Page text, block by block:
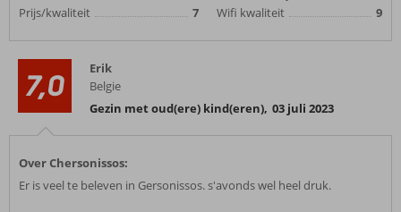
Prijs/kwaliteit
7
Wifi kwaliteit
9
7,0
Erik
Belgie
Gezin met oud(ere) kind(eren), 03 juli 2023
Over Chersonissos:
Er is veel te beleven in Gersonissos. s'avonds wel heel druk.